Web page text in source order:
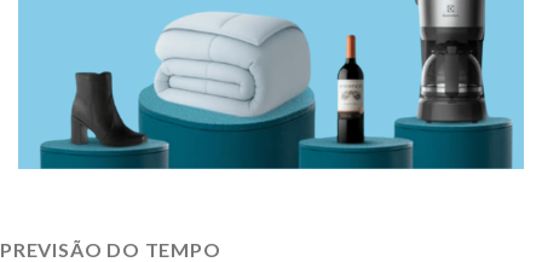
PREVISÃO DO TEMPO